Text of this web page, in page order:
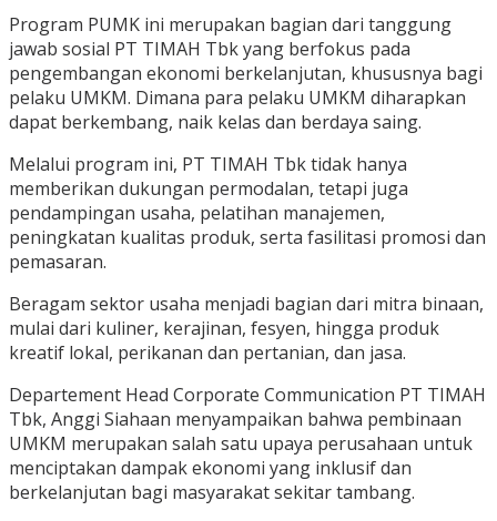
Program PUMK ini merupakan bagian dari tanggung
jawab sosial PT TIMAH Tbk yang berfokus pada
pengembangan ekonomi berkelanjutan, khususnya bagi
pelaku UMKM. Dimana para pelaku UMKM diharapkan
dapat berkembang, naik kelas dan berdaya saing.
Melalui program ini, PT TIMAH Tbk tidak hanya
memberikan dukungan permodalan, tetapi juga
pendampingan usaha, pelatihan manajemen,
peningkatan kualitas produk, serta fasilitasi promosi dan
pemasaran.
Beragam sektor usaha menjadi bagian dari mitra binaan,
mulai dari kuliner, kerajinan, fesyen, hingga produk
kreatif lokal, perikanan dan pertanian, dan jasa.
Departement Head Corporate Communication PT TIMAH
Tbk, Anggi Siahaan menyampaikan bahwa pembinaan
UMKM merupakan salah satu upaya perusahaan untuk
menciptakan dampak ekonomi yang inklusif dan
berkelanjutan bagi masyarakat sekitar tambang.